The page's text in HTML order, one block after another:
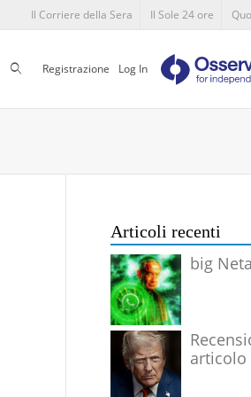
Il Corriere della Sera Il Sole 24 ore
CercaRegistrazione Log In
Articoli recenti
big Neta
articolo